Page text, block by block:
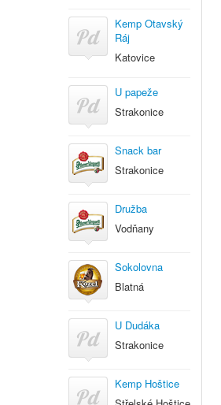
Kemp Otavský
Ráj
Katovice
U papeže
Strakonice
Snack bar
Strakonice
Družba
Vodňany
Sokolovna
Blatná
U Dudáka
Strakonice
Kemp Hoštice